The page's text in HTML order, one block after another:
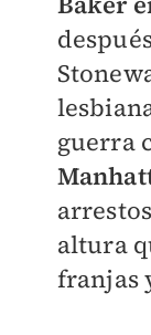
guerra
altura
franjas